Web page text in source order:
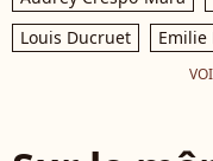
Louis Ducruet
Emilie